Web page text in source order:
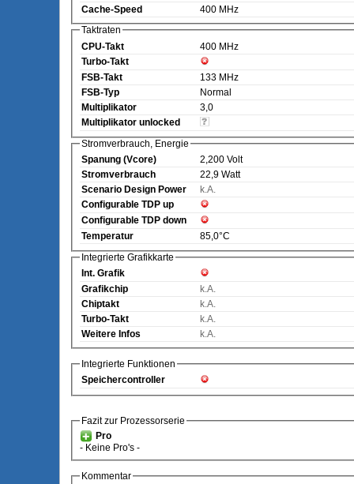
Cache-Speed
400 MHz
Taktraten
CPU-Takt
400 MHz
Turbo-Takt
FSB-Takt
133 MHz
FSB-Typ
Normal
Multiplikator
3,0
Multiplikator unlocked
Stromverbrauch, Energie
Spanung (Vcore)
2,200 Volt
Stromverbrauch
22,9 Watt
Scenario Design Power
k.A.
Configurable TDP up
Configurable TDP down
Temperatur
85,0°C
Integrierte Grafikkarte
Int. Grafik
Grafikchip
k.A.
Chiptakt
k.A.
Turbo-Takt
k.A.
Weitere Infos
k.A.
Integrierte Funktionen
Speichercontroller
Fazit zur Prozessorserie
Pro
- Keine Pro's -
Kommentar